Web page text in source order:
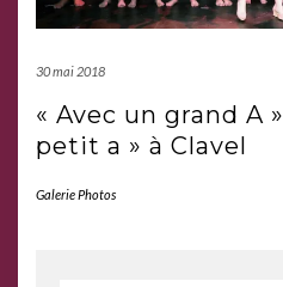
30 mai 2018
« Avec un grand A
petit a » à Clavel
Galerie Photos